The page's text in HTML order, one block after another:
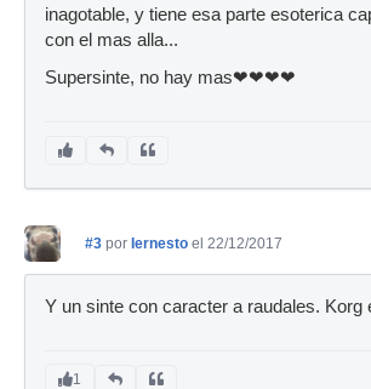
inagotable, y tiene esa parte esoterica
con el mas alla...
Supersinte, no hay mas❤❤❤❤
#3 por Iernesto el 22/12/2017
Y un sinte con caracter a raudales. Korg
1